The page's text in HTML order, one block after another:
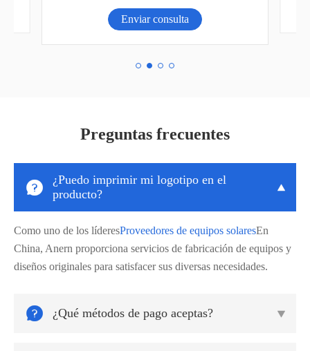
Enviar consulta
Preguntas frecuentes

¿Puedo imprimir mi logotipo en el
producto?

Como uno de los líderesProveedores de equipos solaresEn
China, Anern proporciona servicios de fabricación de equipos y
diseños originales para satisfacer sus diversas necesidades.
 ¿Qué métodos de pago aceptas? 